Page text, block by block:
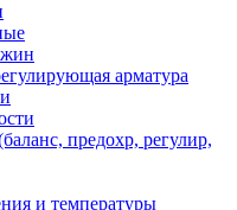
арматура
предохр, регулир,
и температуры